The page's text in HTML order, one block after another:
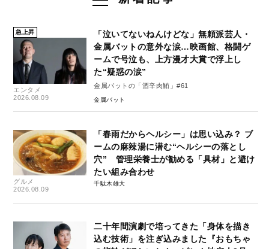
急上昇
エンタメ
2026.08.09
「泣いてないねんけどな」無頼派芸人・
金属バットの意外な涙…映画館、格闘ゲ
ームで号泣も、上方漫才大賞で浮上し
た“疑惑の涙”
金属バットの「酒辛肉鮪」#61
金属バット
グルメ
2026.08.09
「春雨だからヘルシー」は思い込み？ ブ
ームの麻辣湯に潜む“ヘルシーの落とし
穴” 管理栄養士が勧める「具材」と避け
たい組み合わせ
千駄木雄大
二十年間演劇で培ってきた「身体を描き
込む技術」を注ぎ込みました『おもちゃ